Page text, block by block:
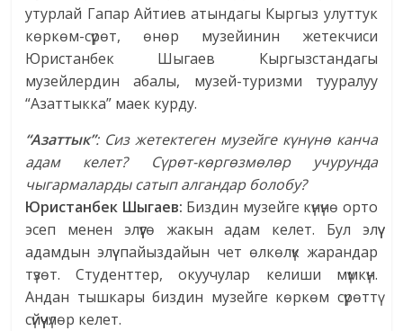
утурлай Гапар Айтиев атындагы Кыргыз улуттук
көркөм-сүрөт, өнөр музейинин жетекчиси
Юристанбек Шыгаев Кыргызстандагы
музейлердин абалы, музей-туризми тууралуу
“Азаттыкка” маек курду.
“Азаттык”: Сиз жетектеген музейге күнүнө канча
адам келет? Сүрөт-көргөзмөлөр учурунда
чыгармаларды сатып алгандар болобу?
Юристанбек Шыгаев: Биздин музейге күнүнө орто
эсеп менен элүүгө жакын адам келет. Бул элүү
адамдын элүү пайыздайын чет өлкөлүк жарандар
түзөт. Студенттер, окуучулар келиши мүмкүн.
Андан тышкары биздин музейге көркөм сүрөттү
сүйүүчүлөр келет.